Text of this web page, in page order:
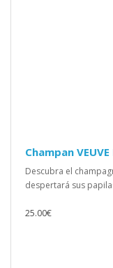
Champan
Descubra el
despertará sus
25.00€